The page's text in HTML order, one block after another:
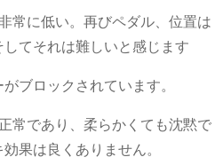
常に低い。再びペダル、位置は
てそれは難しいと感じます
ブロックされています。
常であり、柔らかくても沈黙で
果は良くありません。